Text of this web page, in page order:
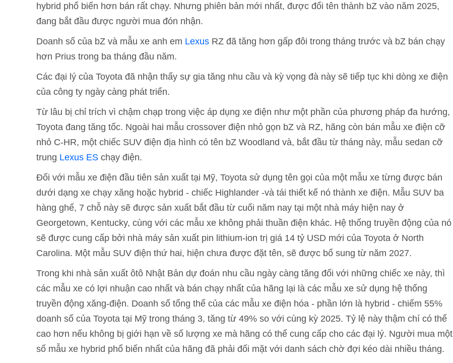
hybrid phổ biến hơn bán rất chạy. Nhưng phiên bản mới nhất, được đổi tên thành bZ vào năm 2025,
đang bắt đầu được người mua đón nhận.
Doanh số của bZ và mẫu xe anh em Lexus RZ đã tăng hơn gấp đôi trong tháng trước và bZ bán chạy
hơn Prius trong ba tháng đầu năm.
Các đại lý của Toyota đã nhận thấy sự gia tăng nhu cầu và kỳ vọng đà này sẽ tiếp tục khi dòng xe điện
của công ty ngày càng phát triển.
Từ lâu bị chỉ trích vì chậm chạp trong việc áp dụng xe điện như một phần của phương pháp đa hướng,
Toyota đang tăng tốc. Ngoài hai mẫu crossover điện nhỏ gọn bZ và RZ, hãng còn bán mẫu xe điện cỡ
nhỏ C-HR, một chiếc SUV điện địa hình có tên bZ Woodland và, bắt đầu từ tháng này, mẫu sedan cỡ
trung Lexus ES chạy điện.
Đối với mẫu xe điện đầu tiên sản xuất tại Mỹ, Toyota sử dụng tên gọi của một mẫu xe từng được bán
dưới dạng xe chạy xăng hoặc hybrid - chiếc Highlander -và tái thiết kế nó thành xe điện. Mẫu SUV ba
hàng ghế, 7 chỗ này sẽ được sản xuất bắt đầu từ cuối năm nay tại một nhà máy hiện nay ở
Georgetown, Kentucky, cùng với các mẫu xe không phải thuần điện khác. Hệ thống truyền động của nó
sẽ được cung cấp bởi nhà máy sản xuất pin lithium-ion trị giá 14 tỷ USD mới của Toyota ở North
Carolina. Một mẫu SUV điện thứ hai, hiện chưa được đặt tên, sẽ được bổ sung từ năm 2027.
Trong khi nhà sản xuất ôtô Nhật Bản dự đoán nhu cầu ngày càng tăng đối với những chiếc xe này, thì
các mẫu xe có lợi nhuận cao nhất và bán chạy nhất của hãng lại là các mẫu xe sử dụng hệ thống
truyền động xăng-điện. Doanh số tổng thể của các mẫu xe điện hóa - phần lớn là hybrid - chiếm 55%
doanh số của Toyota tại Mỹ trong tháng 3, tăng từ 49% so với cùng kỳ 2025. Tỷ lệ này thậm chí có thể
cao hơn nếu không bị giới hạn về số lượng xe mà hãng có thể cung cấp cho các đại lý. Người mua một
số mẫu xe hybrid phổ biến nhất của hãng đã phải đối mặt với danh sách chờ đợi kéo dài nhiều tháng.